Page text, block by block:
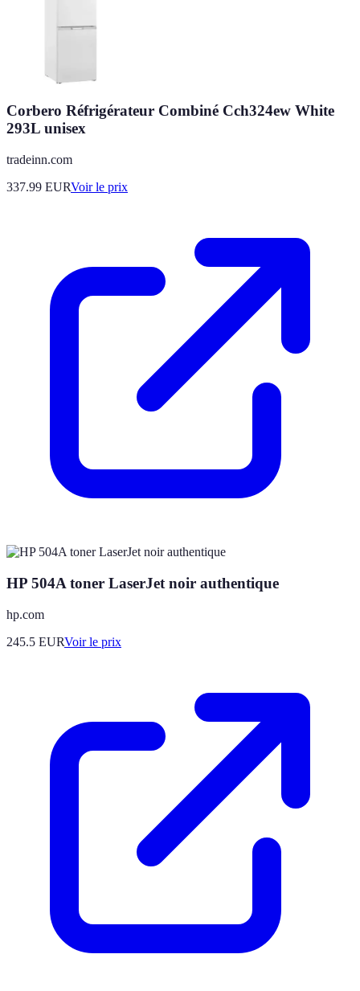
Corbero Réfrigérateur Combiné Cch324ew White
293L unisex
tradeinn.com
337.99 EURVoir le prix
HP 504A toner LaserJet noir authentique
hp.com
245.5 EURVoir le prix